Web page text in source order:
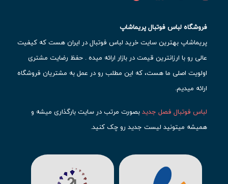
فروشگاه لباس فوتبال پریماشاپ
پریماشاپ بهترین سایت خرید لباس فوتبال در ایران هست که کیفیت
عالی رو با ارزانترین قیمت در بازار ارائه میده . حفظ رضایت مشتری
اولویت اصلی ما هست، که این مطلب رو در عمل به مشتریان فروشگاه
ارائه میدیم.
لباس فوتبال فصل جدیدبصورت مرتب در سایت بارگذاری میشه و
همیشه میتونید لیست جدید رو چک کنید.
حتما مشاهده کنید که قطعا برای تیم های مطرح دنیای فوتبال، تعداد
بیشتری محصول موجود میشه. این مورد شامل
لباس رئال مادرید